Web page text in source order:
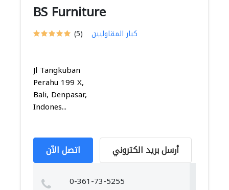
BS Furniture
(5) كبار المقاوليين
Jl Tangkuban
Perahu 199 X,
Bali, Denpasar,
Indones...
اتصل الآن أرسل بريد الكتروني
0-361-73-5255